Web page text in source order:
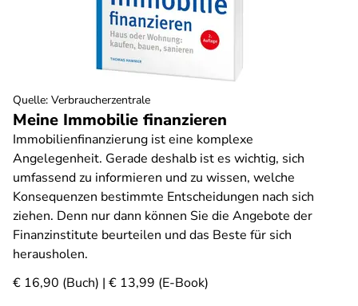
Meine Immobilie finanzieren
Immobilienfinanzierung ist eine komplexe
Angelegenheit. Gerade deshalb ist es wichtig, sich
umfassend zu informieren und zu wissen, welche
Konsequenzen bestimmte Entscheidungen nach sich
ziehen. Denn nur dann können Sie die Angebote der
Finanzinstitute beurteilen und das Beste für sich
herausholen.
€ 16,90 (Buch) | € 13,99 (E-Book)
Quelle: Verbraucherzentrale